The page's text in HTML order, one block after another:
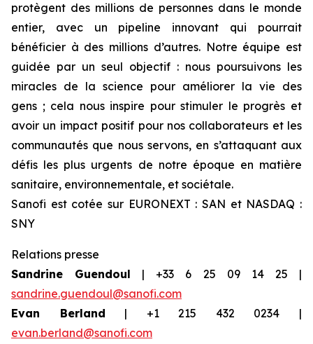
protègent des millions de personnes dans le monde
entier, avec un pipeline innovant qui pourrait
bénéficier à des millions d’autres. Notre équipe est
guidée par un seul objectif : nous poursuivons les
miracles de la science pour améliorer la vie des
gens ; cela nous inspire pour stimuler le progrès et
avoir un impact positif pour nos collaborateurs et les
communautés que nous servons, en s’attaquant aux
défis les plus urgents de notre époque en matière
sanitaire, environnementale, et sociétale.
Sanofi est cotée sur EURONEXT : SAN et NASDAQ :
SNY
Relations presse
Sandrine Guendoul | +33 6 25 09 14 25 |
sandrine.guendoul@sanofi.com
Evan Berland | +1 215 432 0234 |
evan.berland@sanofi.com